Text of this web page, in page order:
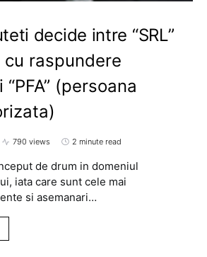
decide intre “SRL”
raspundere
(persoana
790 views 2 minute read
de drum in domeniul
iata care sunt cele mai
si asemanari…